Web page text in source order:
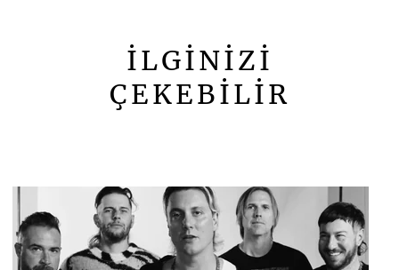
İLGİNİZİ
ÇEKEBİLİR